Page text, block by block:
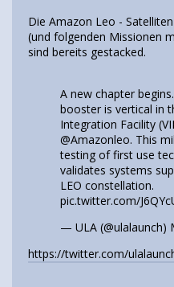
Die Amazon Leo -
(und folgenden Missionen
sind bereits gestacked.
A new chapter
booster is vertical in
Integration Facility
@Amazonleo. This
testing of first use
validates systems
LEO constellation.
pic.twitter.com/
— ULA (@ulalaunch)
https://twitter.com/